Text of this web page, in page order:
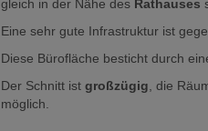
gleich in der Nähe des Rathauses
Eine sehr gute Infrastruktur ist
Diese Bürofläche besticht durch
Der Schnitt ist großzügig, die
möglich.